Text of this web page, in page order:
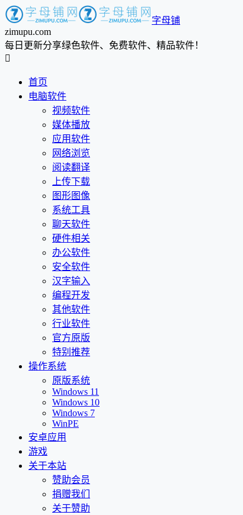
字母铺
zimupu.com
每日更新分享绿色软件、免费软件、精品软件！

首页
电脑软件
视频软件
媒体播放
应用软件
网络浏览
阅读翻译
上传下载
图形图像
系统工具
聊天软件
硬件相关
办公软件
安全软件
汉字输入
编程开发
其他软件
行业软件
官方原版
特别推荐
操作系统
原版系统
Windows 11
Windows 10
Windows 7
WinPE
安卓应用
游戏
关于本站
赞助会员
捐赠我们
关于赞助